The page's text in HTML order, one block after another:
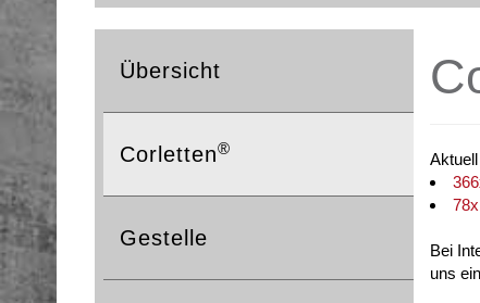
Übersicht
Corletten®
Gestelle
Bei
uns